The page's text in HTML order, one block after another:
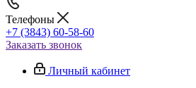
Телефоны
+7 (3843) 60-58-60
Заказать звонок
Личный кабинет